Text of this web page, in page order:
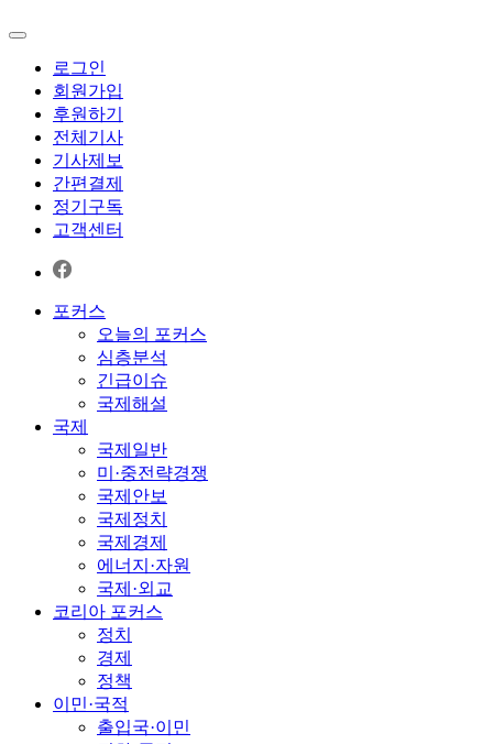
로그인
회원가입
후원하기
전체기사
기사제보
간편결제
정기구독
고객센터
포커스
오늘의 포커스
심층분석
긴급이슈
국제해설
국제
국제일반
미·중전략경쟁
국제안보
국제정치
국제경제
에너지·자원
국제·외교
코리아 포커스
정치
경제
정책
이민·국적
출입국·이민